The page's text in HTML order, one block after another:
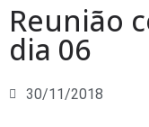
Reunião
dia 06
30/11/2018